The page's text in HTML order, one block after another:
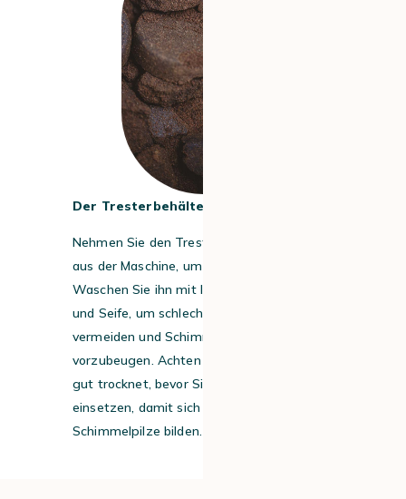
Der Tresterbehälter
Nehmen Sie den Tresterbehälter häufig
aus der Maschine, um ihn zu leeren.
Waschen Sie ihn mit lauwarmem Wasser
und Seife, um schlechte Gerüche zu
vermeiden und Schimmelbildung
vorzubeugen. Achten Sie darauf, dass er
gut trocknet, bevor Sie ihn wieder
einsetzen, damit sich keine Bakterien oder
Schimmelpilze bilden.